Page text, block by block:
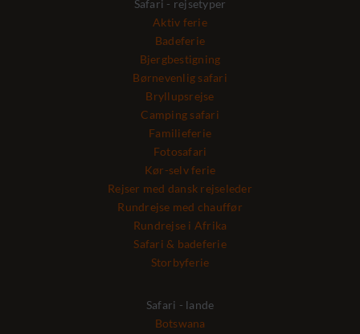
Safari - rejsetyper
Aktiv ferie
Badeferie
Bjergbestigning
Børnevenlig safari
Bryllupsrejse
Camping safari
Familieferie
Fotosafari
Kør-selv ferie
Rejser med dansk rejseleder
Rundrejse med chauffør
Rundrejse i Afrika
Safari & badeferie
Storbyferie
Safari - lande
Botswana